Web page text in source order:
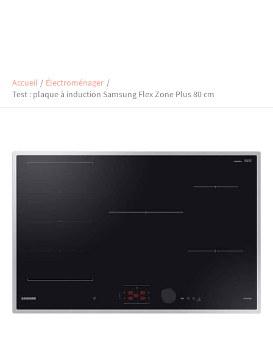
Accueil
Électroménager
Test : plaque à induction Samsung Flex Zone Plus 80 cm